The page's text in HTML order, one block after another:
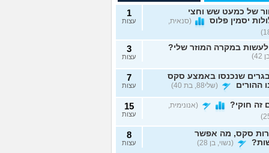
של כמעט שש וחצי
יסמין פלוס
(סנאית,
1
עצות
במקרה המוזר שלי? 3
עצות
שנכנסו באמצע סקס
ההורים
(שלי88, בת 40)
7
עצות
זה חוקי?
(אנונימית,
15
עצות
סקס, מה אפשר
(נשוי, בן 28)
8
עצות